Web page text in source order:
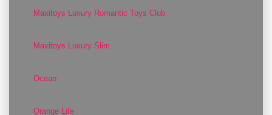
Maxitoys Luxury Romantic Toys Club
Maxitoys Luxury Slim
Ocean
Orange Life